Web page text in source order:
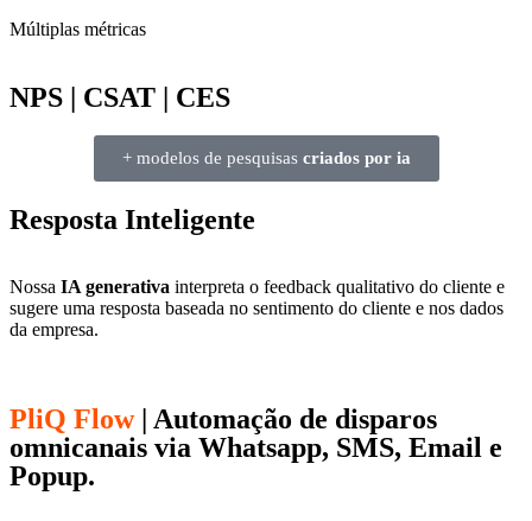
Múltiplas métricas
NPS | CSAT | CES
+ modelos de pesquisas criados por ia
Resposta Inteligente
Nossa IA generativa interpreta o feedback qualitativo do cliente e
sugere uma resposta baseada no sentimento do cliente e nos dados
da empresa.
PliQ Flow| Automação de disparos
omnicanais via Whatsapp, SMS, Email e
Popup.